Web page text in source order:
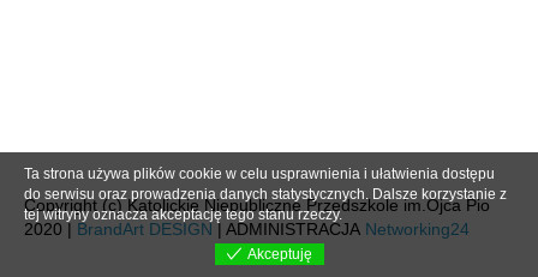
Copyright (c) Katolickie Niepubliczne Przedszkole im.Ojca Pio
2020 | BrandArt DESIGN | ADMINISTRACJA Networking24
Ta strona używa plików cookie w celu usprawnienia i ułatwienia dostępu
do serwisu oraz prowadzenia danych statystycznych. Dalsze korzystanie z
tej witryny oznacza akceptację tego stanu rzeczy.
Akceptuję